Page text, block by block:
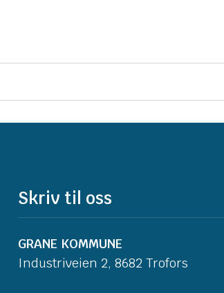
Skriv til oss
GRANE KOMMUNE
Industriveien 2, 8682 Trofors